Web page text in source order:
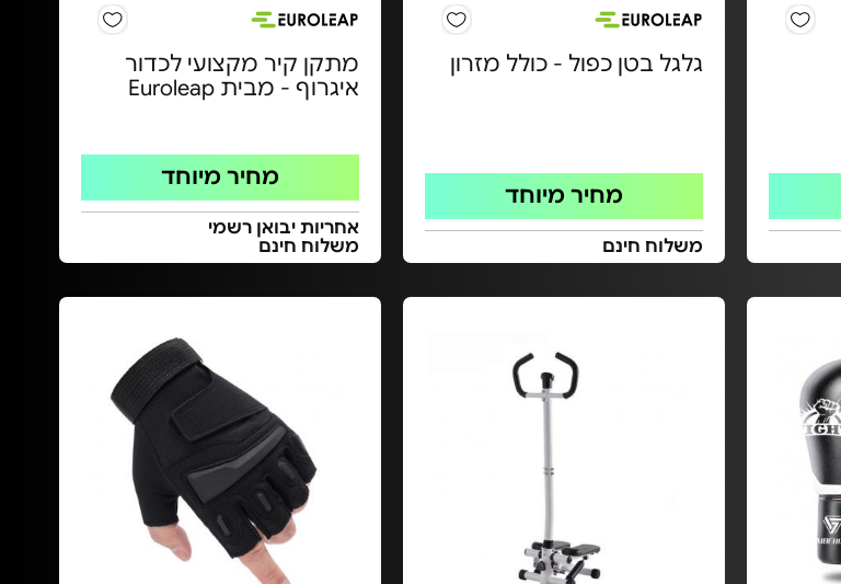
גלגל בטן כפול - כולל מזרון
מחיר מיוחד
משלוח חינם
מתקן קיר מקצועי לכדור
איגרוף - מבית Euroleap
מחיר מיוחד
אחריות יבואן רשמי
משלוח חינם